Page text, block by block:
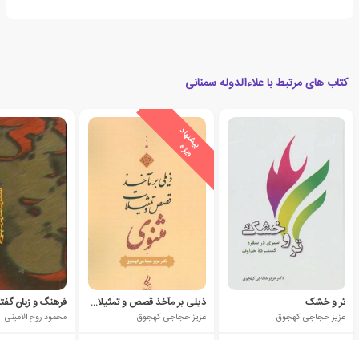
کتاب های مرتبط با علاءالدوله سمنانی
تر و خشک
عزیز حجاجی کهجوق
پ
ی
ش
ن
ه
ا
د
و
ی
ژ
ه
ذیلی بر مآخذ قصص و تمثیلات مثنوی
عزیز حجاجی کهجوق
فرهنگ و زبان
محمود روح ‏الامینی